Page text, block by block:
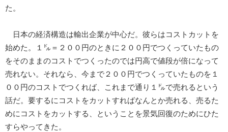
た。
日本の経済構造は輸出企業が中心だ。彼らはコストカットを
始めた。１㌦＝２００円のときに２００円でつくっていたもの
をそのままのコストでつくったのでは円高で値段が倍になって
売れない。それなら、今まで２００円でつくっていたものを１
００円のコストでつくれば、これまで通り１㌦で売れるという
話だ。要するにコストをカットすればなんとか売れる、売るた
めにコストをカットする、ということを景気回復のためにひた
すらやってきた。